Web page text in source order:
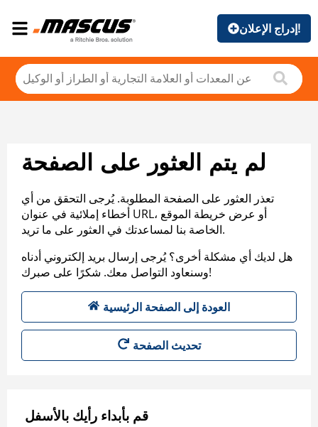
إدراج الإعلان!
لم يتم العثور على الصفحة
تعذر العثور على الصفحة المطلوبة. يُرجى التحقق من أي
أخطاء إملائية في عنوان URL، أو عرض خريطة الموقع
الخاصة بنا لمساعدتك في العثور على ما تريد.
هل لديك أي مشكلة أخرى؟ يُرجى إرسال بريد إلكتروني أدناه
وسنعاود التواصل معك. شكرًا على صبرك!
العودة إلى الصفحة الرئيسية
تحديث الصفحة
قم بأبداء رأيك بالأسفل